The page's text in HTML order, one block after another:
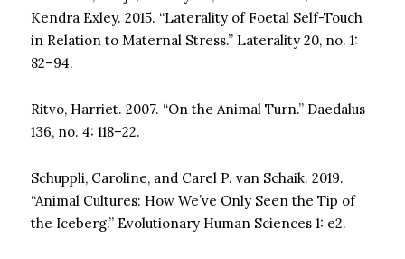
Kendra Exley. 2015. “Laterality of Foetal Self-Touch
in Relation to Maternal Stress.” Laterality 20, no. 1:
82–94.
Ritvo, Harriet. 2007. “On the Animal Turn.” Daedalus
136, no. 4: 118–22.
Schuppli, Caroline, and Carel P. van Schaik. 2019.
“Animal Cultures: How We’ve Only Seen the Tip of
the Iceberg.” Evolutionary Human Sciences 1: e2.